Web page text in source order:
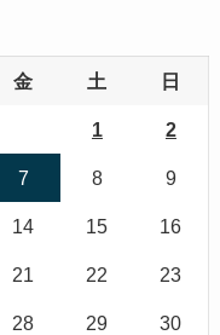
金 土 日
1 2
7 8 9
14 15 16
21 22 23
28 29 30